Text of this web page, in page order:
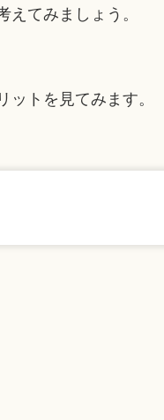
てみましょう。
トを見てみます。